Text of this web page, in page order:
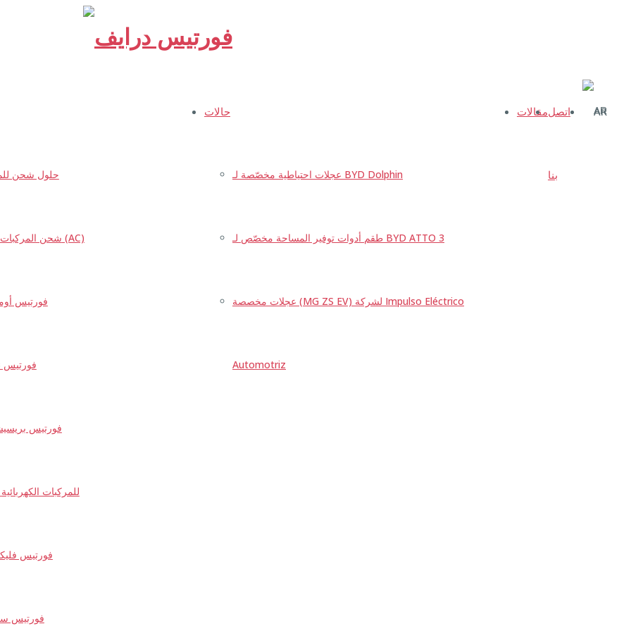
فورتيس
حلول شحن
شحن المركبات الكهربائية (AC)
فورتيس
فورتيس
فورتيس
شحن DC للمركبات الكهربائية
فورتيس
فورتيس
حالات
عجلات احتياطية مخصّصة لـ BYD Dolphin
طقم أدوات توفير المساحة مخصّص لـ BYD ATTO 3
عجلات مخصصة (MG ZS EV) لشركة Impulso Eléctrico
Automotriz
مقالاتاتصل
بنا
AR